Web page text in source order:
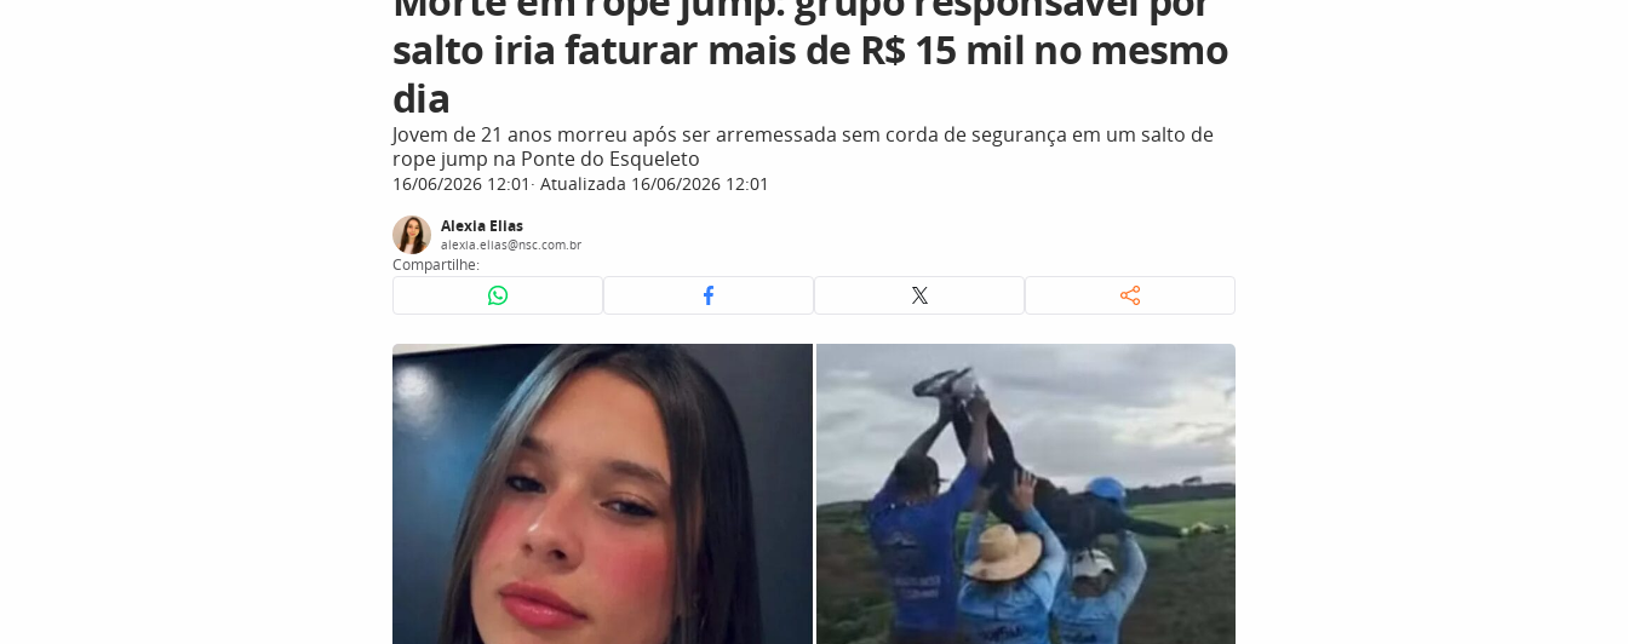
salto iria faturar mais de R$ 15 mil no mesmo
dia
Jovem de 21 anos morreu após ser arremessada sem corda de segurança em um salto de
rope jump na Ponte do Esqueleto
16/06/2026 12:01 Atualizada 16/06/2026 12:01
Alexia Elias
alexia.elias@nsc.com.br
Compartilhe: